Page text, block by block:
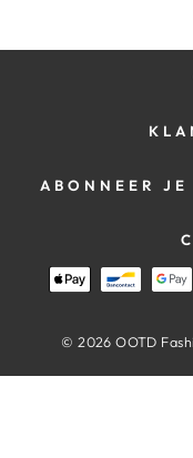
ABONNEER
© 2026 OOTD